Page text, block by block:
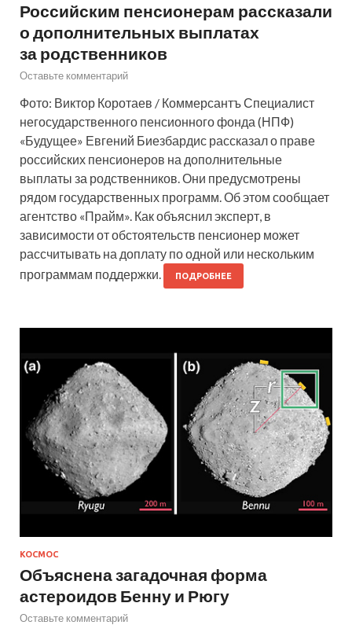
Российским пенсионерам рассказали
о дополнительных выплатах
за родственников
Оставьте комментарий
Фото: Виктор Коротаев / Коммерсантъ Специалист
негосударственного пенсионного фонда (НПФ)
«Будущее» Евгений Биезбардис рассказал о праве
российских пенсионеров на дополнительные
выплаты за родственников. Они предусмотрены
рядом государственных программ. Об этом сообщает
агентство «Прайм». Как объяснил эксперт, в
зависимости от обстоятельств пенсионер может
рассчитывать на доплату по одной или нескольким
программам поддержки.
ПОДРОБНЕЕ
КОСМОС
Объяснена загадочная форма
астероидов Бенну и Рюгу
Оставьте комментарий